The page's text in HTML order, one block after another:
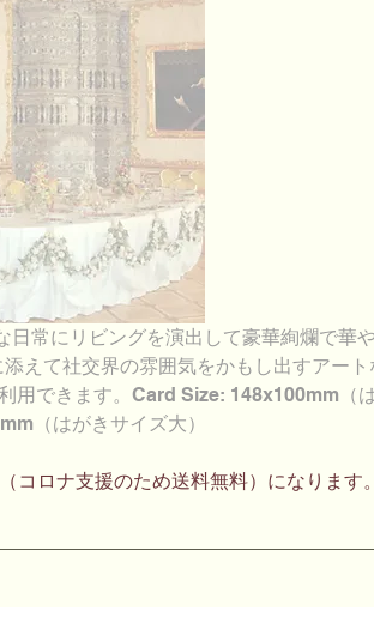
常にリビングを演出して豪華絢爛で華
えて社交界の雰囲気をかもし出すアー
できます。Card Size: 148x100mm（は
（はがきサイズ大）
コロナ支援のため送料無料）になります。